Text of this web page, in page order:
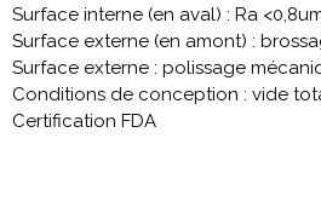
Surface interne (en aval) : Ra
Surface externe (en amont) :
Surface externe : polissage
Conditions de conception : vide
Certification FDA